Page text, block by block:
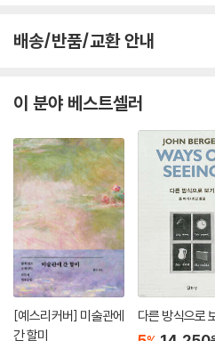
DIC 컬러 가이드
상용 색표의 문제와 한계
5장 색채 심리
1 색채 심리의 개요
색채 심리의 이해
색채의 심리적 기능
색채의 감성 효과
2 색채 심리 현상
잔상과 대비
대비 효과
동화 현상
3 색채 이미지와 연상
색채의 연상
2. 색채 지각
색채의 연구와 다양한 색채 체계의 역사
4. 색채 체계
먼셀의 색체계, 오스트발트의 색체계,
계 등 다양한 색체계와 현재 우리가 사
5. 색채 심리
색채 심리의 이해에서부터 색채 심리
이용한 색채 계획과 색채의 형태와 문화
배송/반품/교환 안내
이 분야 베스트셀러
[예스리커버] 미술관에
간 할미
다른 방식으로